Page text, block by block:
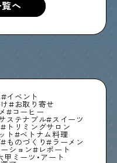
連載記事です
の人」の科学反応を楽しむ企
へ
イベント
お取り寄せ
コーヒー
ステナブル
スイーツ
トリミングサロン
ト
ベトナム料理
ものづくり
ラーメン
ション
レポート
甲ミーツ・アート